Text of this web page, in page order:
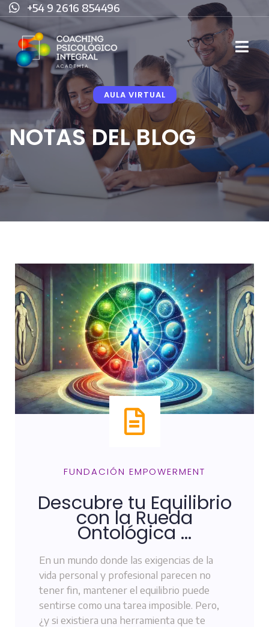
+54 9 2616 854496
AULA VIRTUAL
NOTAS DEL BLOG
FUNDACIÓN EMPOWERMENT
Descubre tu Equilibrio
con la Rueda
Ontológica ...
En un mundo donde las exigencias de la
vida personal y profesional parecen no
tener fin, mantener el equilibrio puede
sentirse como una tarea imposible. Pero,
¿y si existiera una herramienta que te